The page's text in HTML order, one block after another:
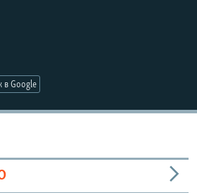
в Google